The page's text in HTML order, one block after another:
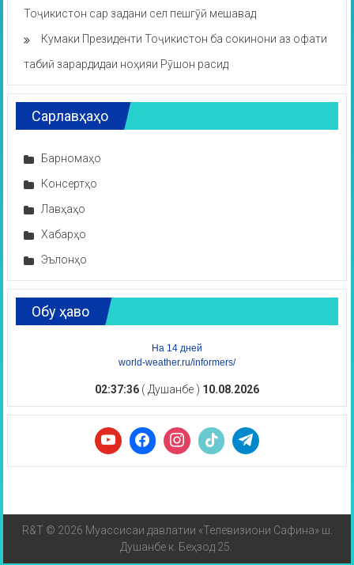
Тоҷикистон сар задани сел пешгӯӣ мешавад
Кумаки Президенти Тоҷикистон ба сокинони аз офати
табиӣ зарардидаи ноҳияи Рӯшон расид
Сарлавҳаҳо
Барномаҳо
Консертҳо
Лавҳаҳо
Хабарҳо
Эълонҳо
Обу ҳаво
На 14 дней
world-weather.ru/informers/
02:37:36 ( Душанбе ) 10.08.2026
R&T © 2026 Муассисаи давлатии «Телевизиони Сафина» ш.
Душанбе к. Беҳзод 25.